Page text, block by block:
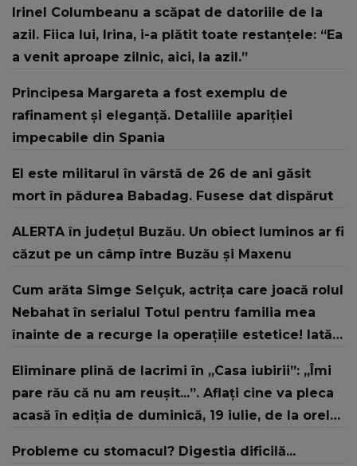
Irinel Columbeanu a scăpat de datoriile de la
azil. Fiica lui, Irina, i-a plătit toate restanțele: “Ea
a venit aproape zilnic, aici, la azil.”
Principesa Margareta a fost exemplu de
rafinament și eleganță. Detaliile apariției
impecabile din Spania
El este militarul în vârstă de 26 de ani găsit
mort în pădurea Babadag. Fusese dat dispărut
ALERTA în judeţul Buzău. Un obiect luminos ar fi
căzut pe un câmp între Buzău şi Maxenu
Cum arăta Simge Selçuk, actrița care joacă rolul
Nebahat în serialul Totul pentru familia mea
înainte de a recurge la operațiile estetice! Iată
„Tinerețe rebelă”
Eliminare plină de lacrimi în „Casa iubirii”: „Îmi
pare rău că nu am reușit...”. Aflați cine va pleca
acasă în ediția de duminică, 19 iulie, de la orele
Probleme cu stomacul? Digestia dificilă...